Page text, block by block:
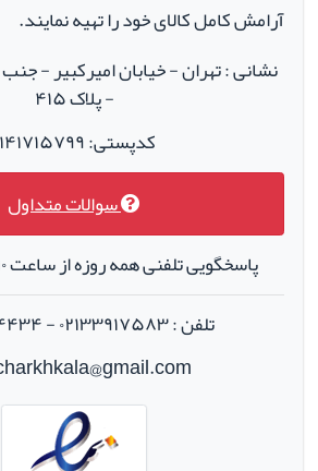
آرامش کامل کالای خود را تهیه نمایند.
نشانی : تهران - خیابان امیرکبیر -
- پلاک ۴۱۵
کدپستی: ۱۱۴۱۷۱۵۷۹۹
سوالات متداول
پاسخگویی تلفنی همه روزه از ساعت ۱۰ الی۱۹ میباشد.
تلفن : ۰۲۱۳۳۹۱۷۵۸۳ - ۰۲۱۳۳۹۱۴۴۳۴